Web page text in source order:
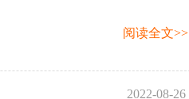
阅读全文>>
2022-08-26